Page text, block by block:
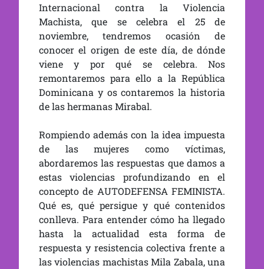
Internacional contra la Violencia
Machista, que se celebra el 25 de
noviembre, tendremos ocasión de
conocer el origen de este día, de dónde
viene y por qué se celebra. Nos
remontaremos para ello a la República
Dominicana y os contaremos la historia
de las hermanas Mirabal.
Rompiendo además con la idea impuesta
de las mujeres como víctimas,
abordaremos las respuestas que damos a
estas violencias profundizando en el
concepto de AUTODEFENSA FEMINISTA.
Qué es, qué persigue y qué contenidos
conlleva. Para entender cómo ha llegado
hasta la actualidad esta forma de
respuesta y resistencia colectiva frente a
las violencias machistas Mila Zabala, una